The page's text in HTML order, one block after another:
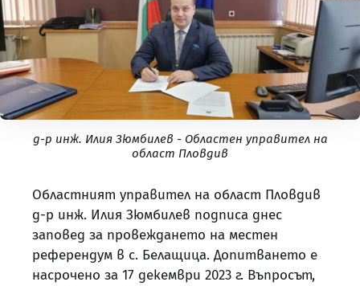
д-р инж. Илия Зюмбилев - Oбластен управител на
област Пловдив
Областният управител на област Пловдив
д-р инж. Илия Зюмбилев подписа днес
заповед за провеждането на местен
референдум в с. Белащица. Допитването е
насрочено за 17 декември 2023 г. Въпросът,